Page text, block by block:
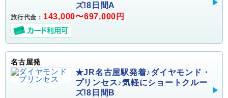
ズ!8日間A
旅行代金： 143,000〜697,000円
名古屋発
★JR名古屋駅発着♪ダイヤモンド・
プリンセス♪気軽にショートクルー
ズ!8日間B